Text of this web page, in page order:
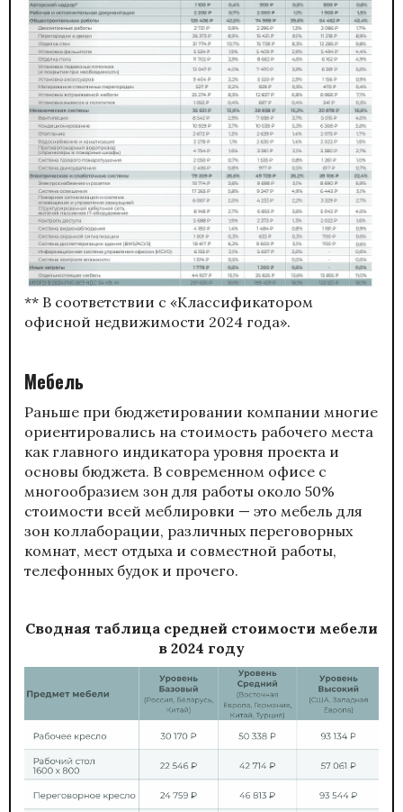
** В соответствии с «Классификатором
офисной недвижимости 2024 года».
Мебель
Раньше при бюджетировании компании многие
ориентировались на стоимость рабочего места
как главного индикатора уровня проекта и
основы бюджета. В современном офисе с
многообразием зон для работы около 50%
стоимости всей меблировки — это мебель для
зон коллаборации, различных переговорных
комнат, мест отдыха и совместной работы,
телефонных будок и прочего.
Сводная таблица средней стоимости мебели
в 2024 году